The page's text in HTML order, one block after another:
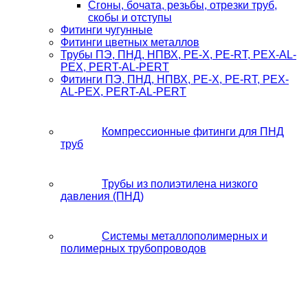
Сгоны, бочата, резьбы, отрезки труб,
скобы и отступы
Фитинги чугунные
Фитинги цветных металлов
Трубы ПЭ, ПНД, НПВХ, PE-X, PE-RT, PEX-AL-
PEX, PERT-AL-PERT
Фитинги ПЭ, ПНД, НПВХ, PE-X, PE-RT, PEX-
AL-PEX, PERT-AL-PERT
Компрессионные фитинги для ПНД
труб
Трубы из полиэтилена низкого
давления (ПНД)
Системы металлополимерных и
полимерных трубопроводов